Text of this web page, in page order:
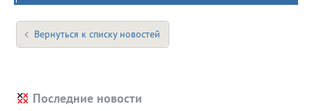
Вернуться к списку новостей
Последние новости